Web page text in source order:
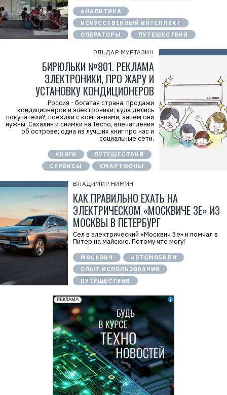
АНАЛИТИКА
ИСКУССТВЕННЫЙ ИНТЕЛЛЕКТ
ОПЕРАТОРЫ
ПУТЕШЕСТВИЯ
ЭЛЬДАР МУРТАЗИН
БИРЮЛЬКИ №801. РЕКЛАМА
ЭЛЕКТРОНИКИ, ПРО ЖАРУ И
УСТАНОВКУ КОНДИЦИОНЕРОВ
Россия - богатая страна, продажи
кондиционеров и электроники; куда делись
покупатели?; поездки с компаниями, зачем они
нужны; Сахалин и снимки на Tecno, впечатления
об острове; одна из лучших книг про нас и
социальные сети.
КНИГИ
ПУТЕШЕСТВИЯ
СЕРВИСЫ
СМАРТФОНЫ
ВЛАДИМИР НИМИН
КАК ПРАВИЛЬНО ЕХАТЬ НА
ЭЛЕКТРИЧЕСКОМ «МОСКВИЧЕ 3Е» ИЗ
МОСКВЫ В ПЕТЕРБУРГ
Сел в электрический «Москвич 3е» и помчал в
Питер на майские. Потому что могу!
МОСКВИЧ
АВТОМОБИЛИ
ОПЫТ ИСПОЛЬЗОВАНИЯ
ПУТЕШЕСТВИЯ